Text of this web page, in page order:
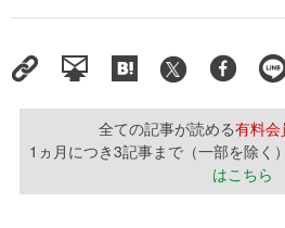
全ての記事が読める有料会
1ヵ月につき3記事まで（一部を除く
はこちら